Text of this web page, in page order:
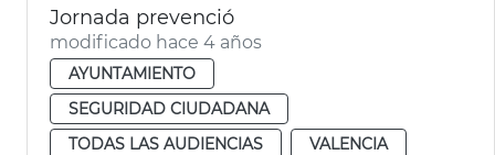
Jornada prevenció
modificado hace 4 años
AYUNTAMIENTO
SEGURIDAD CIUDADANA
TODAS LAS AUDIENCIAS
VALENCIA